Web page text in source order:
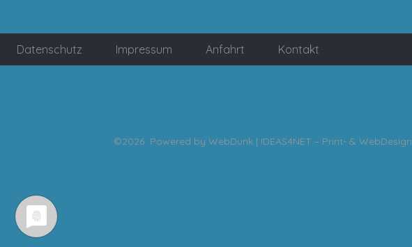
Datenschutz Impressum Anfahrt Kontakt
©2026 Powered by WebDunk | IDEAS4NET – Print- & WebDesign